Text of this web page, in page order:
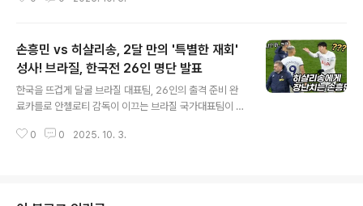
터2023년, NC 다이노스와 100만 달러에 계약하며 한국
무대에 도전했던 페디는 KBO 리그 MVP를 거머쥐며 화려
하게 부활했습니다. 하지만 210억 원의 잭팟을 터뜨리며
시카고 화이트삭스로 이적한 후, 2년 만에 방출 통보를 받
활약: 에릭 페디의 성공과 좌절페디는 KBO 리그에서 평균
손흥민 vs 히샬리송, 2달 만의 '특별한 재회'
성사! 브라질, 한국전 26인 명단 발표
한국을 뜨겁게 달굴 브라질 대표팀, 26인의 출격 준비 완
료카를로 안첼로티 감독이 이끄는 브라질 국가대표팀이 한
명단을 발표했습니다. 비니시우스 주니오르, 히샬리송, 마
고, 브라질은 최정예 멤버를 소집해 한국 원정에 나설 예정
0 0 2025. 10. 3.